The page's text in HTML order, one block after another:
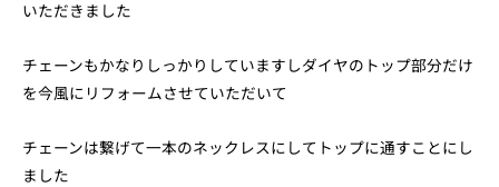
いただきました
チェーンもかなりしっかりしていますしダイヤのトップ部分だけ
を今風にリフォームさせていただいて
チェーンは繋げて一本のネックレスにしてトップに通すことにし
ました